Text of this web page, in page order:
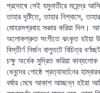
প্রদোষে সেই যমুনাতীরে মহেন্দ্র
তাহার দৃষ্টিতে, তাহার নিশ্বাসে,
মোহরসপ্রবাহ সঞ্চার করিয়া দিল।
অলোকশ্রুত সংগীতে ঝংকৃত হইয়া
বিস্তীর্ণ নির্জন বালুতটে বিচিত্র
চক্ষু অর্ধেক মুদ্রিত করিয়া
ধেনুদের গোষ্ঠে প্রত্যাবর্তনের
বর্ষার মেঘে আকাশ আচ্ছন্ন হইয়া
Remember me